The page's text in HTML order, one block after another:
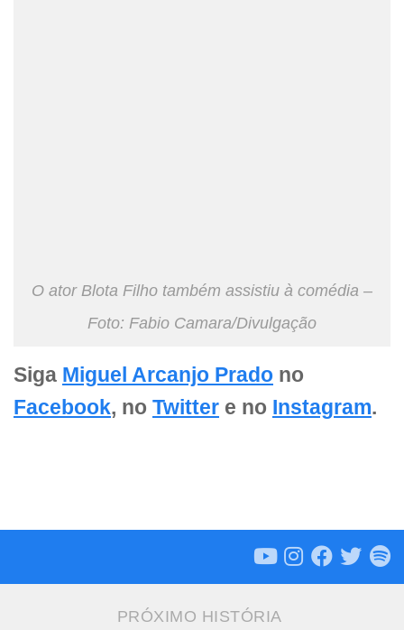
O ator Blota Filho também assistiu à comédia –
Foto: Fabio Camara/Divulgação
Siga Miguel Arcanjo Prado no
Facebook, no Twitter e no Instagram.
PRÓXIMO HISTÓRIA